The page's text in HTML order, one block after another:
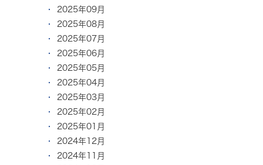
2025年09月
2025年08月
2025年07月
2025年06月
2025年05月
2025年04月
2025年03月
2025年02月
2025年01月
2024年12月
2024年11月